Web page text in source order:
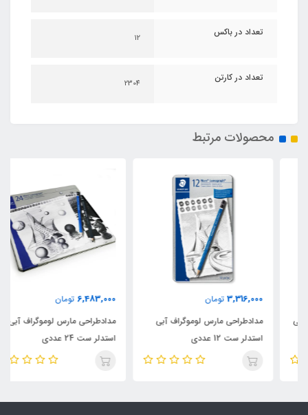
تعداد در باکس 12
تعداد در کارتن 2304
محصولات مرتبط
3,316,000 تومان
مدادطراحی مارس لوموگراف آبی
استدلر ست 12 عددی
6,483,000 تومان
مدادطراحی مارس لوموگراف آبی
استدلر ست 24 عددی